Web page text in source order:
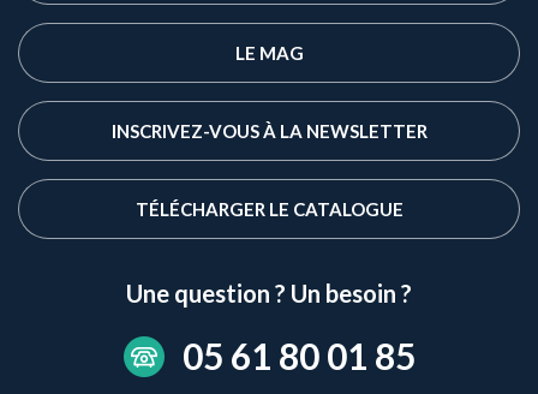
LE MAG
INSCRIVEZ-VOUS À LA NEWSLETTER
TÉLÉCHARGER LE CATALOGUE
Une question ? Un besoin ?
05 61 80 01 85